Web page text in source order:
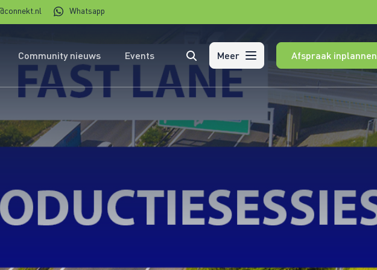
Whatsapp
Community nieuws EventsZoeken Meer Afspraak inplannen